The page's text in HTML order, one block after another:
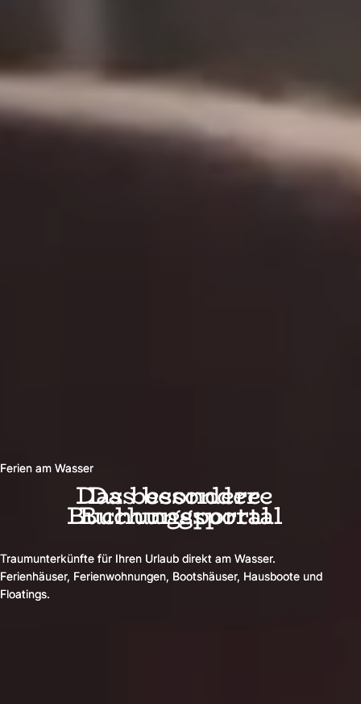
Ferien am Wasser
Das besondere
Buchungsportal
Traumunterkünfte für Ihren Urlaub direkt am Wasser.
Ferienhäuser, Ferienwohnungen, Bootshäuser, Hausboote und
Floatings.
Ferien am Wasser
Das besondere
Buchungsportal
Traumunterkünfte für Ihren Urlaub direkt am Wasser.
Ferienhäuser, Ferienwohnungen, Bootshäuser, Hausboote und
Floatings.